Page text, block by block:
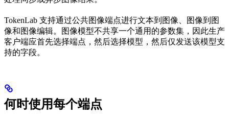
TokenLab 支持通过公共图像端点进行文本到图像、图像到图
像和图像编辑。图像模型不共享一个通用的参数集，因此生产
客户端应首先选择端点，然后选择模型，然后仅发送该模型支
持的字段。
何时使用每个端点